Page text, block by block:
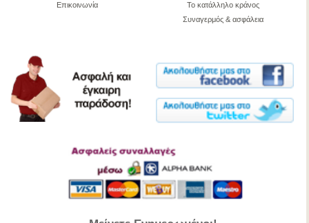
Επικοινωνία
Το κατάλληλο κράνος
Συναγερμός & ασφάλεια